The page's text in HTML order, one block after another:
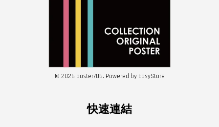
© 2026 poster706. Powered by EasyStore
快速連結